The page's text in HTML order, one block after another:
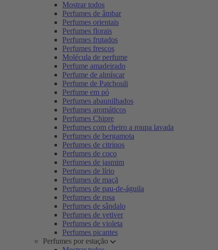
Mostrar todos
Perfumes de âmbar
Perfumes orientais
Perfumes florais
Perfumes frutados
Perfumes frescos
Molécula de perfume
Perfume amadeirado
Perfume de almíscar
Perfume de Patchouli
Perfume em pó
Perfumes abaunilhados
Perfumes aromáticos
Perfumes Chipre
Perfumes com cheiro a roupa lavada
Perfumes de bergamota
Perfumes de citrinos
Perfumes de coco
Perfumes de jasmim
Perfumes de lírio
Perfumes de maçã
Perfumes de pau-de-águila
Perfumes de rosa
Perfumes de sândalo
Perfumes de vetiver
Perfumes de violeta
Perfumes picantes
Perfumes por estação